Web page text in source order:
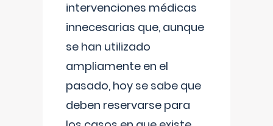
intervenciones médicas
innecesarias que, aunque
se han utilizado
ampliamente en el
pasado, hoy se sabe que
deben reservarse para